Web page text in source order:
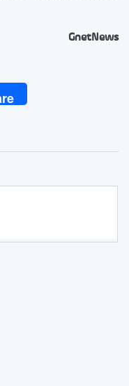
GnetNews